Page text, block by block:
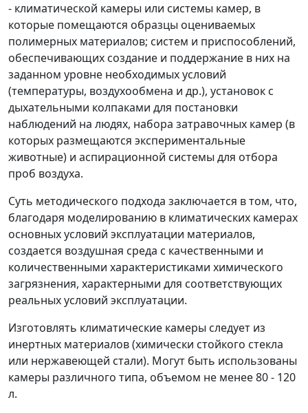
- климатической камеры или системы камер, в
которые помещаются образцы оцениваемых
полимерных материалов; систем и приспособлений,
обеспечивающих создание и поддержание в них на
заданном уровне необходимых условий
(температуры, воздухообмена и др.), установок с
дыхательными колпаками для постановки
наблюдений на людях, набора затравочных камер (в
которых размещаются экспериментальные
животные) и аспирационной системы для отбора
проб воздуха.
Суть методического подхода заключается в том, что,
благодаря моделированию в климатических камерах
основных условий эксплуатации материалов,
создается воздушная среда с качественными и
количественными характеристиками химического
загрязнения, характерными для соответствующих
реальных условий эксплуатации.
Изготовлять климатические камеры следует из
инертных материалов (химически стойкого стекла
или нержавеющей стали). Могут быть использованы
камеры различного типа, объемом не менее 80 - 120
л.